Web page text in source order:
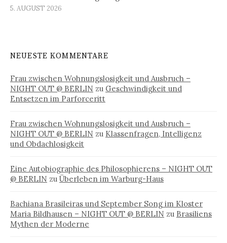
5. AUGUST 2026
NEUESTE KOMMENTARE
Frau zwischen Wohnungslosigkeit und Ausbruch –
NIGHT OUT @ BERLIN zu Geschwindigkeit und
Entsetzen im Parforceritt
Frau zwischen Wohnungslosigkeit und Ausbruch –
NIGHT OUT @ BERLIN zu Klassenfragen, Intelligenz
und Obdachlosigkeit
Eine Autobiographie des Philosophierens – NIGHT OUT
@ BERLIN zu Überleben im Warburg-Haus
Bachiana Brasileiras und September Song im Kloster
Maria Bildhausen – NIGHT OUT @ BERLIN zu Brasiliens
Mythen der Moderne